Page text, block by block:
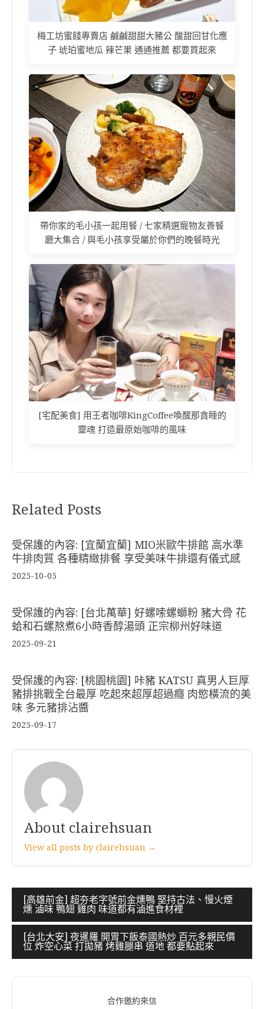
梅工坊蜜餞專賣店 鹹鹹甜甜大豬公 酸甜回甘化應
子 琥珀蜜地瓜 辣芒果 通通推薦 都要買起來
帶你家的毛小孩一起用餐 / 七家精選寵物友善餐
廳大集合 / 與毛小孩享受屬於你們的晚餐時光
[宅配美食] 用王者咖啡KingCoffee喚醒那貪睡的
靈魂 打造最原始咖啡的風味
Related Posts
受保護的內容: [宜蘭宜蘭] MIO米歐牛排館 高水準
牛排肉質 各種精緻排餐 享受美味牛排還有儀式感
2025-10-05
受保護的內容: [台北萬華] 好螺嗦螺螄粉 豬大骨 花
蛤和石螺熬煮6小時香醇湯頭 正宗柳州好味道
2025-09-21
受保護的內容: [桃園桃園] 咔豬 KATSU 真男人巨厚
豬排挑戰全台最厚 吃起來超厚超過癮 肉慾橫流的美
味 多元豬排沾醬
2025-09-17
About clairehsuan
View all posts by clairehsuan →
文
章
導
覽
[高雄前金] 超夯老字號前金燻鴨 堅持古法、慢火煙
燻 滷味 鴨翅 雞肉 味道都有滷進食材裡
[台北大安] 夜暹羅 開胃下飯泰國熱炒 百元多親民價
位 炸空心菜 打拋豬 烤雞腿串 道地 都要點起來
合作邀約來信